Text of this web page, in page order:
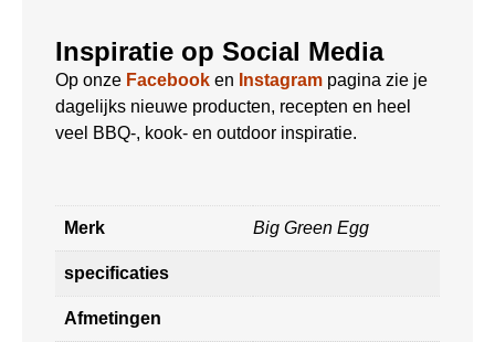
Inspiratie op Social Media
Op onze Facebook en Instagram pagina zie je
dagelijks nieuwe producten, recepten en heel
veel BBQ-, kook- en outdoor inspiratie.
Merk Big Green Egg
specificaties
Afmetingen